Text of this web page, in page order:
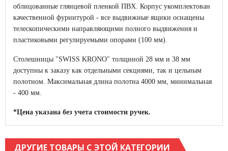
облицованные глянцевой пленкой ПВХ. Корпус укомплектован
качественной фурнитурой - все выдвижные ящики оснащены
телескопическими направляющими полного выдвижения и
пластиковыми регулируемыми опорами (100 мм).
Столешницы "SWISS KRONO" толщиной 28 мм и 38 мм
доступны к заказу как отдельными секциями, так и цельным
полотном. Максимальная длина полотна 4000 мм, минимальная
- 400 мм.
*Цена указана без учета стоимости ручек.
ДРУГИЕ ТОВАРЫ С ЭТОЙ КАТЕГОРИИ